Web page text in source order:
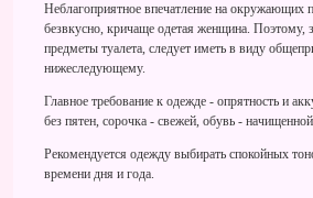
Неблагоприятное впечатление на окружающих
безвкусно, кричаще одетая женщина. Поэтому,
предметы туалета, следует иметь в виду
нижеследующему.
Главное требование к одежде - опрятность и
без пятен, сорочка - свежей, обувь -
Рекомендуется одежду выбирать спокойных
времени дня и года.